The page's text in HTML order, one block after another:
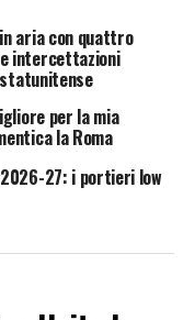
aria con quattro
intercettazioni
per la mia
la Roma
27: i portieri low